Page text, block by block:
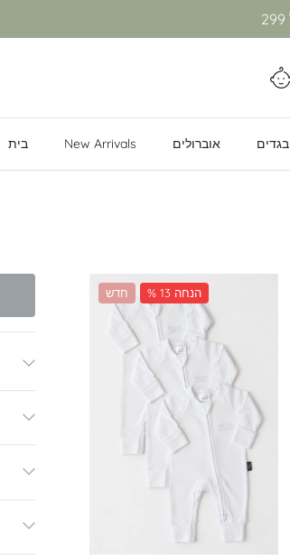
בית New Arrivals אוברולים בגדים
חדש % 13 הנחה